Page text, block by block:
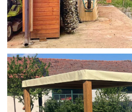
STRUTTURA IN LARICE U/F CON